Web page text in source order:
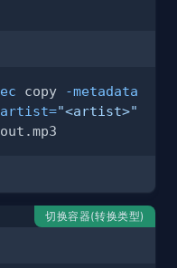
copy
-metadata
artist="<artist>"
切换容器(转换类型)